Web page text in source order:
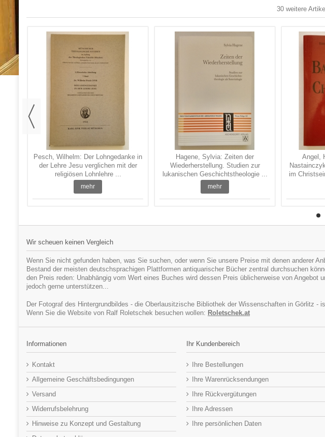
30 weitere
Pesch, Wilhelm: Der Lohngedanke in
der Lehre Jesu verglichen mit der
religiösen Lohnlehre ...
mehr
Hagene, Sylvia: Zeiten der
Wiederherstellung. Studien zur
lukanischen Geschichtstheologie ...
mehr
Angel,
im
Wir scheuen keinen Vergleich
Wenn Sie nicht gefunden haben, was Sie suchen, oder wenn Sie unsere Preise mit denen anderer
Bestand der meisten deutschsprachigen Plattformen antiquarischer Bücher zentral durchsuchen
den Preis reden: Unabhängig vom Wert eines Buches wird dessen Preis üblicherweise von
jedoch gerne unterstützen...
Der Fotograf des Hintergrundbildes - die Oberlausitzische Bibliothek der Wissenschaften in Görlitz -
Wenn Sie die Website von Ralf Roletschek besuchen wollen: Roletschek.at
Informationen
Kontakt
Allgemeine Geschäftsbedingungen
Versand
Widerrufsbelehrung
Hinweise zu Konzept und Gestaltung
Ihr Kundenbereich
Ihre Bestellungen
Ihre Warenrücksendungen
Ihre Rückvergütungen
Ihre Adressen
Ihre persönlichen Daten